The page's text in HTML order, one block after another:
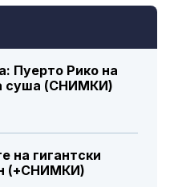
Пуерто Рико на
суша (СНИМКИ)
на гигантски
(+СНИМКИ)